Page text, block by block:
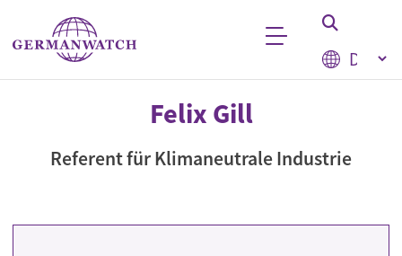
Direkt zum Inhalt
Select
Felix Gill
Referent für Klimaneutrale Industrie